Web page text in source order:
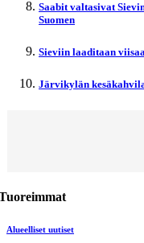
Saabit valtasivat
Suomen
Sieviin laaditaan
Järvikylän
Alueelliset uutiset